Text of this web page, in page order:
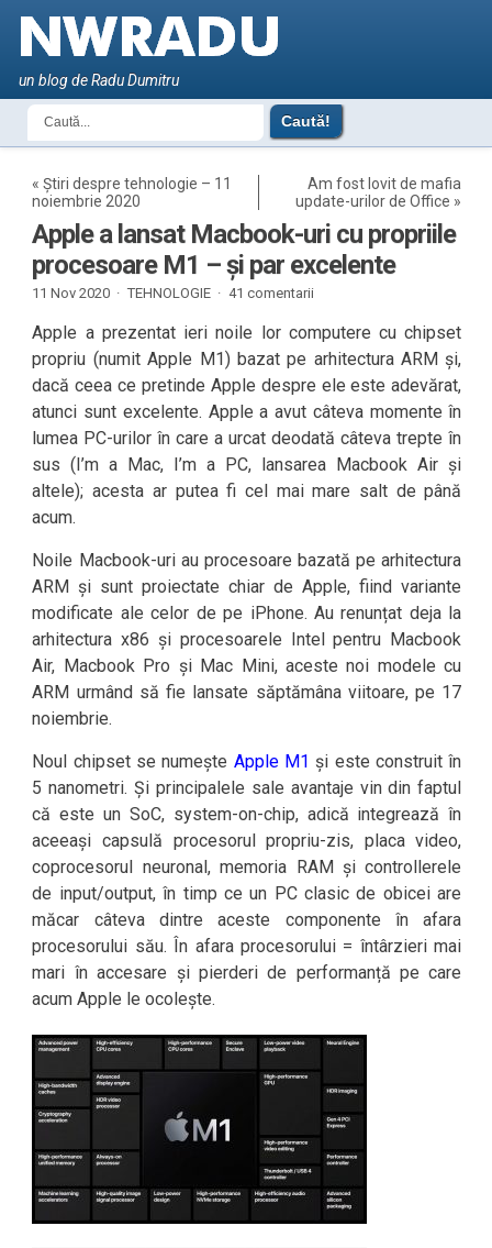
un blog de Radu Dumitru
«Știri despre tehnologie – 11
noiembrie 2020
Am fost lovit de mafia
update-urilor de Office »
Apple a lansat Macbook-uri cu propriile
procesoare M1 – și par excelente
11 Nov 2020 · TEHNOLOGIE · 41 comentarii
Apple a prezentat ieri noile lor computere cu chipset
propriu (numit Apple M1) bazat pe arhitectura ARM și,
dacă ceea ce pretinde Apple despre ele este adevărat,
atunci sunt excelente. Apple a avut câteva momente în
lumea PC-urilor în care a urcat deodată câteva trepte în
sus (I’m a Mac, I’m a PC, lansarea Macbook Air și
altele); acesta ar putea fi cel mai mare salt de până
acum.
Noile Macbook-uri au procesoare bazată pe arhitectura
ARM și sunt proiectate chiar de Apple, fiind variante
modificate ale celor de pe iPhone. Au renunțat deja la
arhitectura x86 și procesoarele Intel pentru Macbook
Air, Macbook Pro și Mac Mini, aceste noi modele cu
ARM urmând să fie lansate săptămâna viitoare, pe 17
noiembrie.
Noul chipset se numește Apple M1 și este construit în
5 nanometri. Și principalele sale avantaje vin din faptul
că este un SoC, system-on-chip, adică integrează în
aceeași capsulă procesorul propriu-zis, placa video,
coprocesorul neuronal, memoria RAM și controllerele
de input/output, în timp ce un PC clasic de obicei are
măcar câteva dintre aceste componente în afara
procesorului său. În afara procesorului = întârzieri mai
mari în accesare și pierderi de performanță pe care
acum Apple le ocolește.